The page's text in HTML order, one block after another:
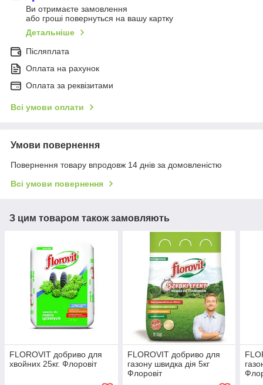
Ви отримаєте замовлення
або гроші повернуться на вашу картку
Детальніше
Післяплата
Оплата на рахунок
Оплата за реквізитами
Всі умови оплати
Умови повернення
Повернення товару впродовж 14 днів за домовленістю
Всі умови повернення
З цим товаром також замовляють
FLOROVIT добриво для
хвойних 25кг. Флоровіт
FLOROVIT добриво для
газону швидка дія 5кг
Флоровіт